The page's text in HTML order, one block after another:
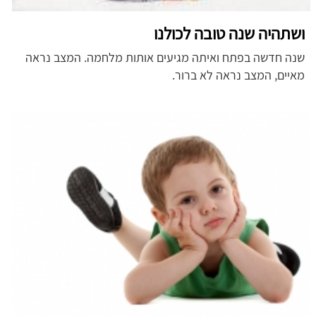
ושתהיה שנה טובה לכולנו
שנה חדשה בפתח ואיתה מגיעים אותות מלחמה. המצב נראה
מאיים, המצב נראה לא ברור.